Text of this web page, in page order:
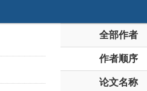
全部作者
作者顺序
论文名称